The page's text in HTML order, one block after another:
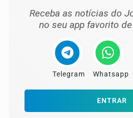
Receba as notícias do
no seu app favorito
Telegram Whatsapp
ENTRAR